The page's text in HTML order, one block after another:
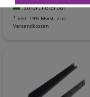
sofort lieferbar
* inkl. 19% MwSt. zzgl.
Versandkosten